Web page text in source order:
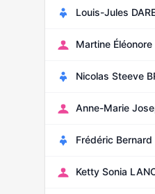
Louis-Jules
Martine Éléonore
Nicolas Steeve
Anne-Marie
Frédéric Bernard
Ketty Sonia